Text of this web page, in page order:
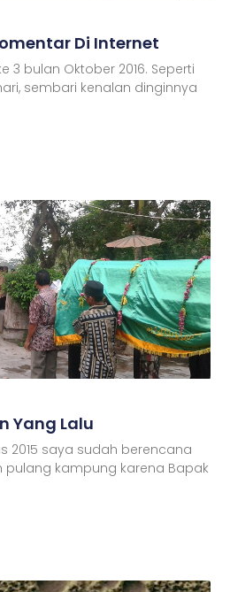
Di Internet
3 bulan Oktober 2016. Seperti
sembari kenalan dinginnya
Yang Lalu
2015 saya sudah berencana
pulang kampung karena Bapak